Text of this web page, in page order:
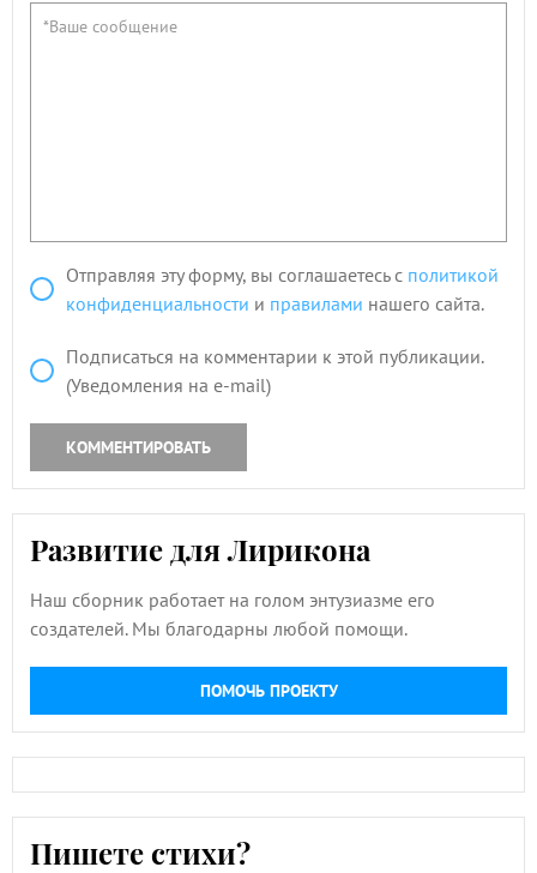
Отправляя эту форму, вы соглашаетесь с политикой
конфиденциальности и правилами нашего сайта.
Подписаться на комментарии к этой публикации.
(Уведомления на e-mail)
КОММЕНТИРОВАТЬ
Развитие для Лирикона
Наш сборник работает на голом энтузиазме его
создателей. Мы благодарны любой помощи.
ПОМОЧЬ ПРОЕКТУ
Пишете стихи?